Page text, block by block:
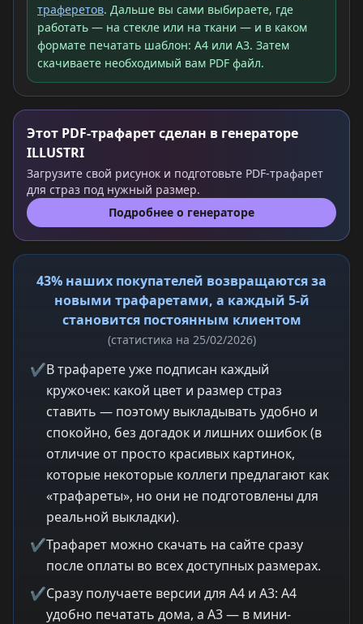
траферетов. Дальше вы сами выбираете, где
работать — на стекле или на ткани — и в каком
формате печатать шаблон: A4 или A3. Затем
скачиваете необходимый вам PDF файл.
Этот PDF-трафарет сделан в генераторе
ILLUSTRI
Загрузите свой рисунок и подготовьте PDF-трафарет
для страз под нужный размер.
Подробнее о генераторе
43% наших покупателей возвращаются за
новыми трафаретами, а каждый 5-й
становится постоянным клиентом
(статистика на 25/02/2026)
✔В трафарете уже подписан каждый
кружочек: какой цвет и размер страз
ставить — поэтому выкладывать удобно и
спокойно, без догадок и лишних ошибок (в
отличие от просто красивых картинок,
которые некоторые коллеги предлагают как
«трафареты», но они не подготовлены для
реальной выкладки).
✔Трафарет можно скачать на сайте сразу
после оплаты во всех доступных размерах.
✔Сразу получаете версии для A4 и A3: A4
удобно печатать дома, а A3 — в мини-